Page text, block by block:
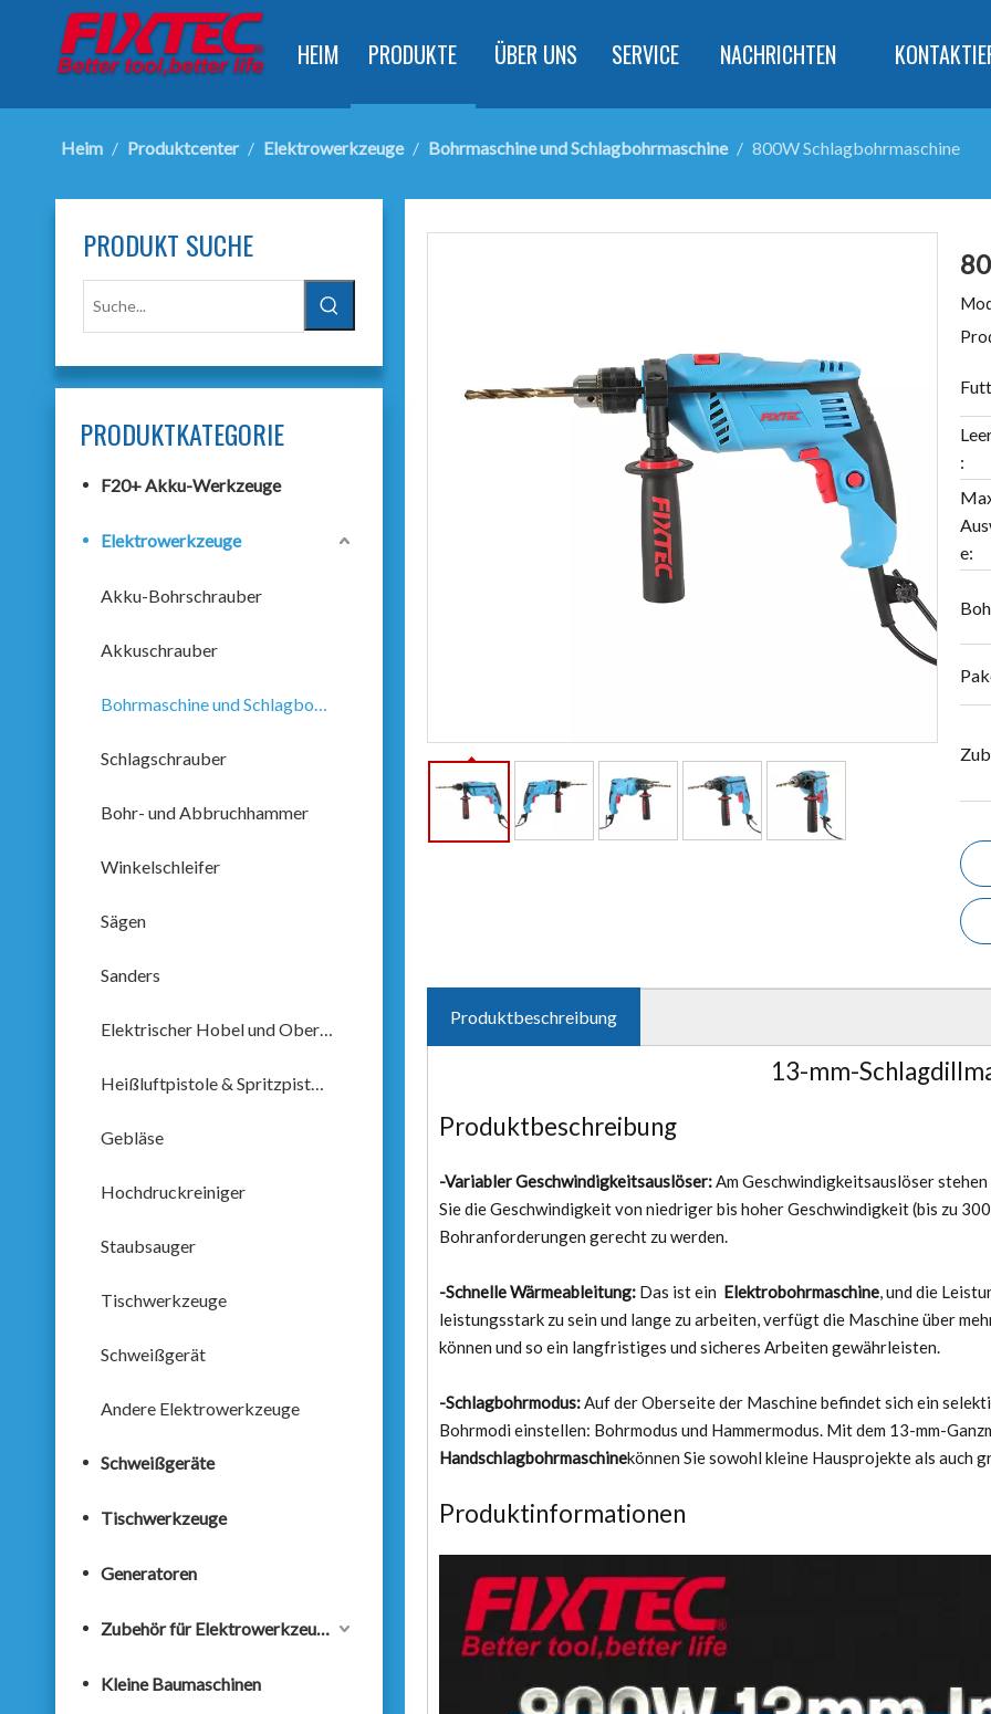
HEIM PRODUKTE ÜBER UNS SERVICE NACHRICHTEN
Heim / Produktcenter / Elektrowerkzeuge / Bohrmaschine und Schlagbohrmaschine / 800W Schlagbohrmaschine
PRODUKT SUCHE
PRODUKTKATEGORIE
F20+ Akku-Werkzeuge
Elektrowerkzeuge
Akku-Bohrschrauber
Akkuschrauber
Bohrmaschine und Schlagbohrmaschine
Schlagschrauber
Bohr- und Abbruchhammer
Winkelschleifer
Sägen
Sanders
Elektrischer Hobel und Oberfräse
Heißluftpistole & Spritzpistole
Gebläse
Hochdruckreiniger
Staubsauger
Tischwerkzeuge
Schweißgerät
Andere Elektrowerkzeuge
Schweißgeräte
Tischwerkzeuge
Generatoren
Zubehör für Elektrowerkzeuge
Kleine Baumaschinen
:
e:
Produktbeschreibung
13-mm-
Produktbeschreibung
-Variabler Geschwindigkeitsauslöser:Am Geschwindigkeitsauslöser
Sie die Geschwindigkeit von niedriger bis hoher Geschwindigkeit (bis zu
Bohranforderungen gerecht zu werden.
-Schnelle Wärmeableitung: Das ist ein Elektrobohrmaschine, und die
leistungsstark zu sein und lange zu arbeiten, verfügt die Maschine über
können und so ein langfristiges und sicheres Arbeiten gewährleisten.
-Schlagbohrmodus:Auf der Oberseite der Maschine befindet sich ein
Bohrmodi einstellen: Bohrmodus und Hammermodus. Mit dem 13-mm-
Handschlagbohrmaschinekönnen Sie sowohl kleine Hausprojekte als auch
Produktinformationen